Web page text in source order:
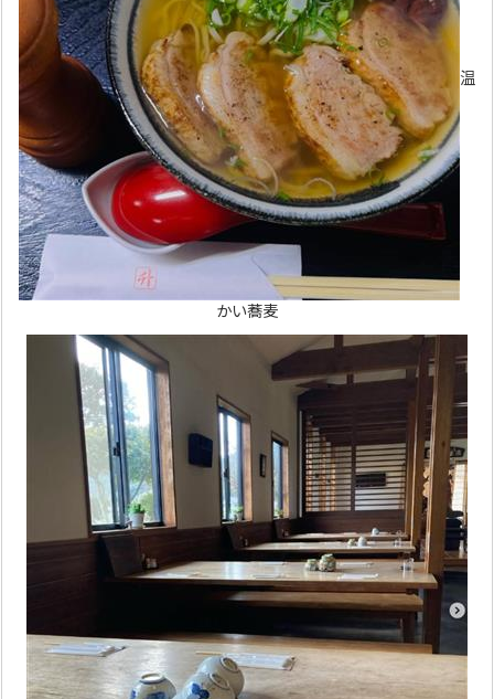
温
かい蕎麦